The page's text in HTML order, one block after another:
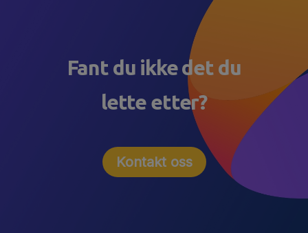
Fant du ikke det du
lette etter?
Kontakt oss